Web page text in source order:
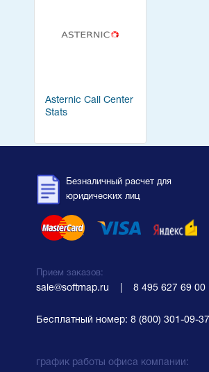
Asternic Call Center
Stats
Безналичный расчет для
юридических лиц
Прием заказов:
sale@softmap.ru 8 495 627 69 00
Бесплатный номер: 8 (800) 301-09-37
график работы офиса компании: